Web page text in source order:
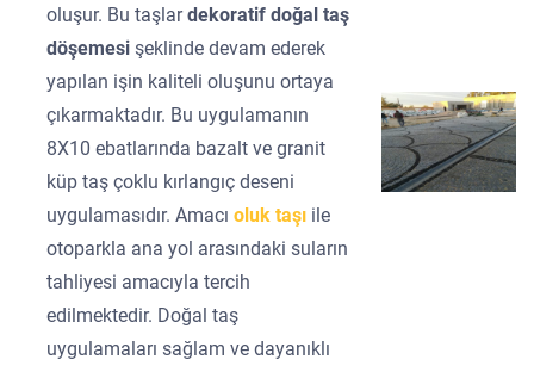
oluşur. Bu taşlardekoratif doğal taş
döşemesişeklinde devam ederek
yapılan işin kaliteli oluşunu ortaya
çıkarmaktadır. Bu uygulamanın
8X10 ebatlarında bazalt ve granit
küp taş çoklu kırlangıç deseni
uygulamasıdır. Amacıoluk taşı ile
otoparkla ana yol arasındaki suların
tahliyesi amacıyla tercih
edilmektedir. Doğal taş
uygulamaları sağlam ve dayanıklı